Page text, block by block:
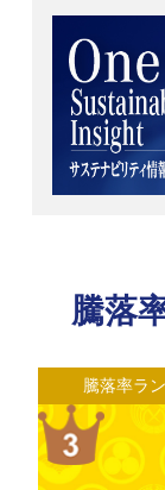
騰落
騰落率ラ